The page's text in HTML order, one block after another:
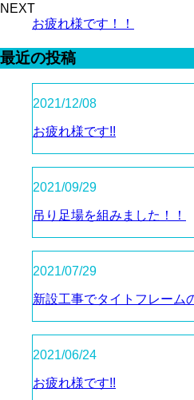
NEXT
お疲れ様です！！
最近の投稿
2021/12/08
お疲れ様です!!
2021/09/29
吊り足場を組みました！！
2021/07/29
新設工事でタイトフレーム
2021/06/24
お疲れ様です!!